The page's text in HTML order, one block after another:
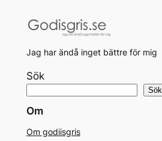
Jag har ändå inget bättre för mig
Sök
Sök
Om
Om godiisgris